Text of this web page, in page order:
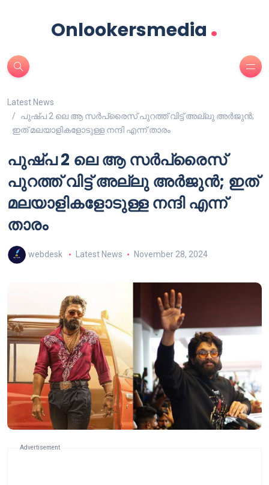
Onlookersmedia .
Latest News
പുഷ്പ 2 ലെ ആ സർപ്രൈസ് പുറത്ത് വിട്ട് അല്ലു അർജുൻ;
ഇത് മലയാളികളോടുള്ള നന്ദി എന്ന് താരം
പുഷ്പ 2 ലെ ആ സർപ്രൈസ്
പുറത്ത് വിട്ട് അല്ലു അർജുൻ; ഇത്
മലയാളികളോടുള്ള നന്ദി എന്ന്
താരം
webdesk Latest News November 28, 2024
Advertisement